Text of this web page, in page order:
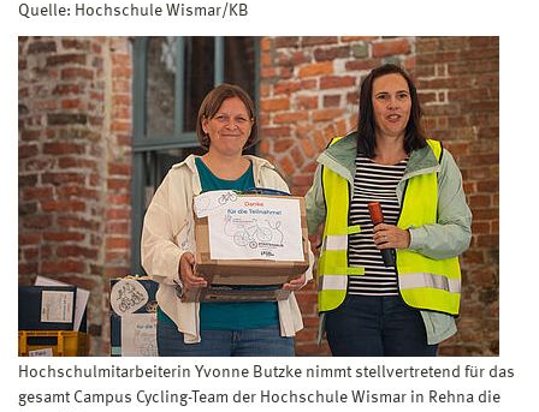
Quelle: Hochschule Wismar/KB
Hochschulmitarbeiterin Yvonne Butzke nimmt stellvertretend für das
gesamt Campus Cycling-Team der Hochschule Wismar in Rehna die